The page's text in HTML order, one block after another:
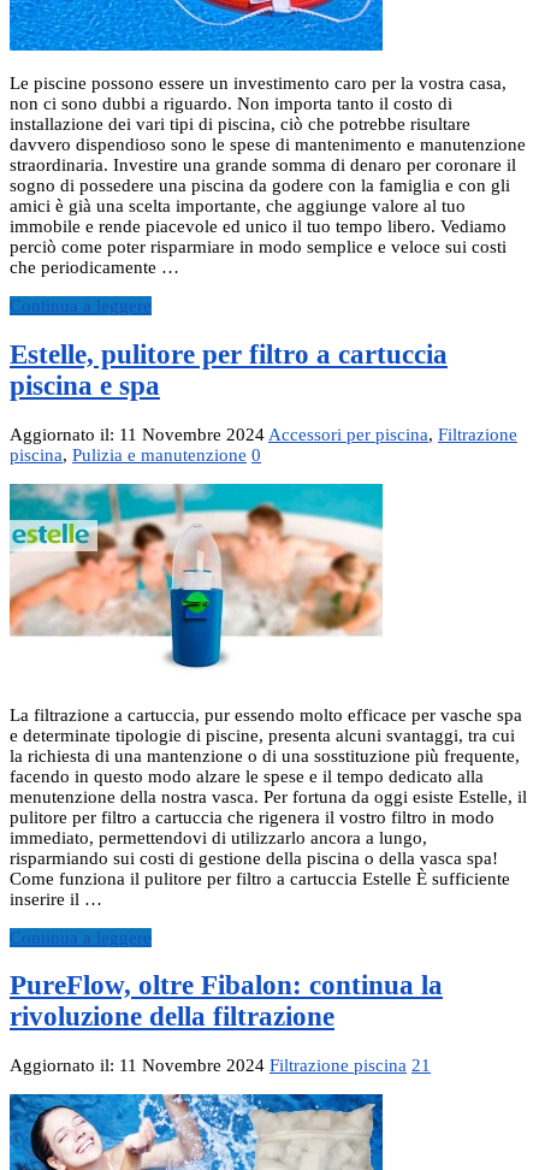
Le piscine possono essere un investimento caro per la vostra casa,
non ci sono dubbi a riguardo. Non importa tanto il costo di
installazione dei vari tipi di piscina, ciò che potrebbe risultare
davvero dispendioso sono le spese di mantenimento e manutenzione
straordinaria. Investire una grande somma di denaro per coronare il
sogno di possedere una piscina da godere con la famiglia e con gli
amici è già una scelta importante, che aggiunge valore al tuo
immobile e rende piacevole ed unico il tuo tempo libero. Vediamo
perciò come poter risparmiare in modo semplice e veloce sui costi
che periodicamente …
Continua a leggere
Estelle, pulitore per filtro a cartuccia
piscina e spa
Aggiornato il: 11 Novembre 2024 Accessori per piscina, Filtrazione
piscina, Pulizia e manutenzione 0
La filtrazione a cartuccia, pur essendo molto efficace per vasche spa
e determinate tipologie di piscine, presenta alcuni svantaggi, tra cui
la richiesta di una mantenzione o di una sosstituzione più frequente,
facendo in questo modo alzare le spese e il tempo dedicato alla
menutenzione della nostra vasca. Per fortuna da oggi esiste Estelle, il
pulitore per filtro a cartuccia che rigenera il vostro filtro in modo
immediato, permettendovi di utilizzarlo ancora a lungo,
risparmiando sui costi di gestione della piscina o della vasca spa!
Come funziona il pulitore per filtro a cartuccia Estelle È sufficiente
inserire il …
Continua a leggere
PureFlow, oltre Fibalon: continua la
rivoluzione della filtrazione
Aggiornato il: 11 Novembre 2024 Filtrazione piscina 21